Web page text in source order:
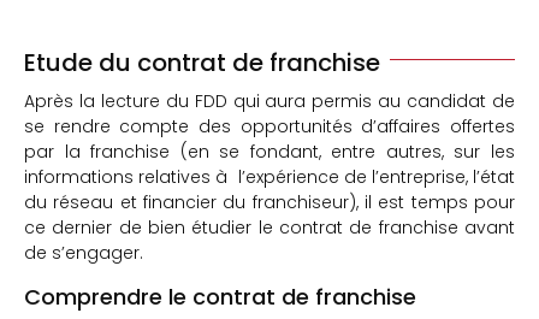
Etude du contrat de franchise
Après la lecture du FDD qui aura permis au candidat de
se rendre compte des opportunités d’affaires offertes
par la franchise (en se fondant, entre autres, sur les
informations relatives à l’expérience de l’entreprise, l’état
du réseau et financier du franchiseur), il est temps pour
ce dernier de bien étudier le contrat de franchise avant
de s’engager.
Comprendre le contrat de franchise